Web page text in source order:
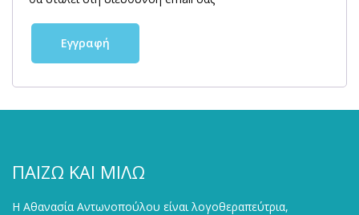
Εγγραφή
ΠΑΙΖΩ ΚΑΙ ΜΙΛΩ
Η Αθανασία Αντωνοπούλου είναι λογοθεραπεύτρια,